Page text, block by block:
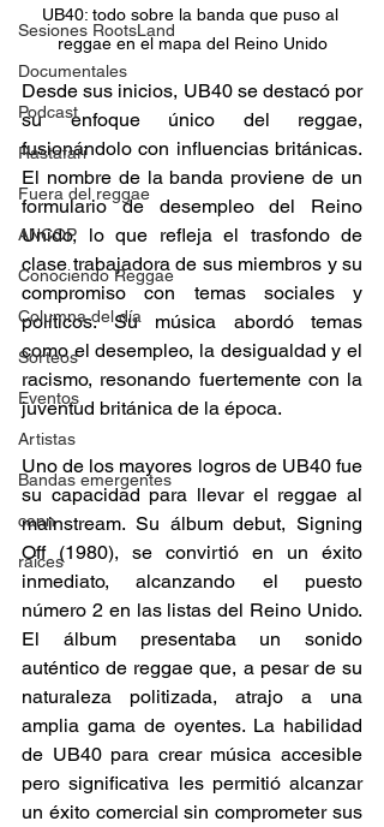
Sesiones RootsLand
Documentales
Podcast
Rastafari
Fuera del reggae
ANCOP
Conociendo Reggae
Columna del día
Sorteos
Eventos
Artistas
Bandas emergentes
cann
raices
UB40: todo sobre la banda que puso al
reggae en el mapa del Reino Unido
Desde sus inicios, UB40 se destacó por
su enfoque único del reggae,
fusionándolo con influencias británicas.
El nombre de la banda proviene de un
formulario de desempleo del Reino
Unido, lo que refleja el trasfondo de
clase trabajadora de sus miembros y su
compromiso con temas sociales y
políticos. Su música abordó temas
como el desempleo, la desigualdad y el
racismo, resonando fuertemente con la
juventud británica de la época.
Uno de los mayores logros de UB40 fue
su capacidad para llevar el reggae al
mainstream. Su álbum debut, Signing
Off (1980), se convirtió en un éxito
inmediato, alcanzando el puesto
número 2 en las listas del Reino Unido.
El álbum presentaba un sonido
auténtico de reggae que, a pesar de su
naturaleza politizada, atrajo a una
amplia gama de oyentes. La habilidad
de UB40 para crear música accesible
pero significativa les permitió alcanzar
un éxito comercial sin comprometer sus